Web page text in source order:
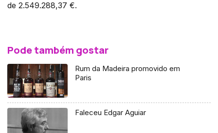
de 2.549.288,37 €.
Pode também gostar
Rum da Madeira promovido em
Paris
Faleceu Edgar Aguiar